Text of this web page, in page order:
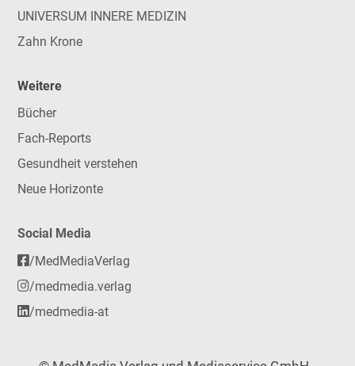
UNIVERSUM INNERE MEDIZIN
Zahn Krone
Weitere
Bücher
Fach-Reports
Gesundheit verstehen
Neue Horizonte
Social Media
/MedMediaVerlag
/medmedia.verlag
/medmedia-at